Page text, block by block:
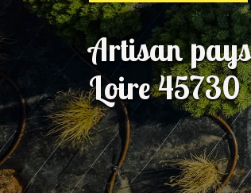
Artisan
Loire 45730